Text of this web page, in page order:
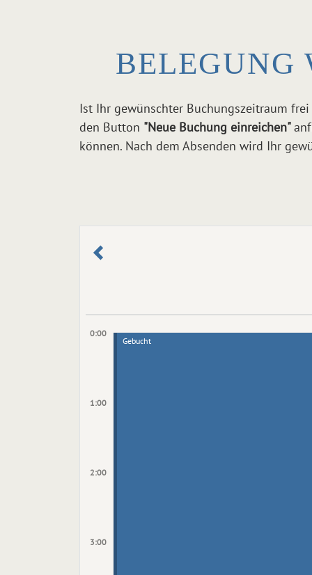
BELEGUNG
Ist Ihr gewünschter Buchungszeitraum
den Button "Neue Buchung einreichen"
können. Nach dem Absenden wird Ihr
0:00
Gebucht
1:00
2:00
3:00